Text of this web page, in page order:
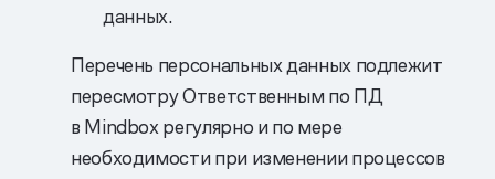
данных.
Перечень персональных данных подлежит
пересмотру Ответственным по ПД
в Mindbox регулярно и по мере
необходимости при изменении процессов